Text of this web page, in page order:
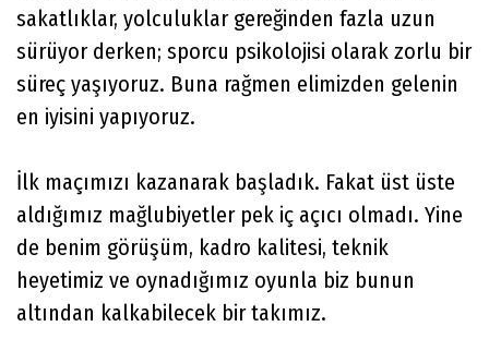
sakatlıklar, yolculuklar gereğinden fazla uzun
sürüyor derken; sporcu psikolojisi olarak zorlu bir
süreç yaşıyoruz. Buna rağmen elimizden gelenin
en iyisini yapıyoruz.
İlk maçımızı kazanarak başladık. Fakat üst üste
aldığımız mağlubiyetler pek iç açıcı olmadı. Yine
de benim görüşüm, kadro kalitesi, teknik
heyetimiz ve oynadığımız oyunla biz bunun
altından kalkabilecek bir takımız.